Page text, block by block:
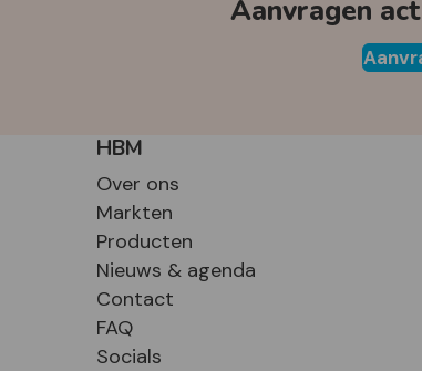
Aanvragen
HBM
Over ons
Markten
Producten
Nieuws & agenda
Contact
FAQ
Socials